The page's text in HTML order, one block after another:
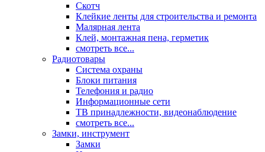
Скотч
Клейкие ленты для строительства и ремонта
Малярная лента
Клей, монтажная пена, герметик
смотреть все...
Радиотовары
Система охраны
Блоки питания
Телефония и радио
Информационные сети
ТВ принадлежности, видеонаблюдение
смотреть все...
Замки, инструмент
Замки